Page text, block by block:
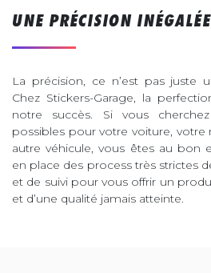
UNE PRÉCISION INÉGALÉE
La précision, ce n’est pas juste
Chez Stickers-Garage, la
notre succès. Si vous
possibles pour votre voiture,
autre véhicule, vous êtes au bon
en place des process très strictes
et de suivi pour vous offrir un
et d’une qualité jamais atteinte.